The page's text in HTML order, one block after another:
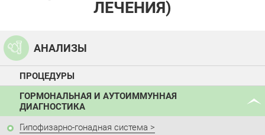
ЛЕЧЕНИЯ)
АНАЛИЗЫ
ПРОЦЕДУРЫ
ГОРМОНАЛЬНАЯ И АУТОИММУННАЯ
ДИАГНОСТИКА
Гипофизарно-гонадная система